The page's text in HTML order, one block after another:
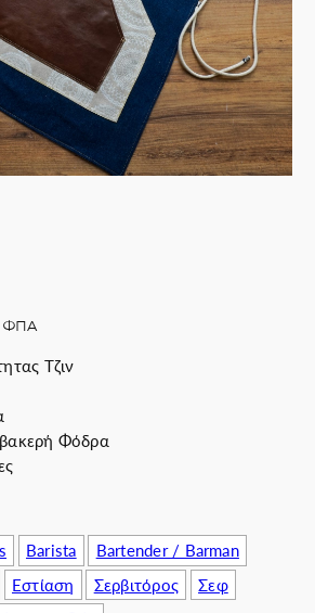
ΦΠΑ
Τζιν
Φόδρα
Barista
Bartender / Barman
Εστίαση Σερβιτόρος
Σεφ